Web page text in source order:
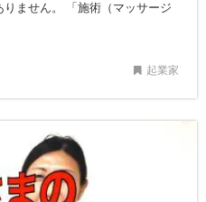
ません。 「施術（マッサージ
起業家